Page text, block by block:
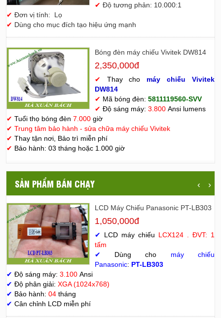
✔ Độ tương phản: 10.000:1
✔ Đơn vị tính: Lọ
✔ Dùng cho mục đích tạo hiệu ứng mạnh
Bóng đèn máy chiếu Vivitek DW814
2,350,000đ
✔ Thay cho máy chiếu Vivitek
DW814
✔ Mã bóng đèn: 5811119560-SVV
✔ Độ sáng máy: 3.800Ansi lumens
✔ Tuổi thọ bóng đèn 7.000 giờ
✔ Trung tâm bảo hành - sửa chữa máy chiếu Vivitek
✔ Thay tận nơi, Bảo trì miễn phí
✔ Bảo hành: 03 tháng hoặc 1.000 giờ
SẢN PHẨM BÁN CHẠY ‹ ›
LCD Máy Chiếu Panasonic PT-LB303
1,050,000đ
✔ LCD máy chiếu LCX124 . ĐVT: 1
tấm
✔
Dùng cho máy chiếu
Panasonic: PT-LB303
✔ Độ sáng máy: 3.100 Ansi
✔ Độ phân giải: XGA (1024x768)
✔ Bảo hành: 04 tháng
✔ Cân chỉnh LCD miễn phí